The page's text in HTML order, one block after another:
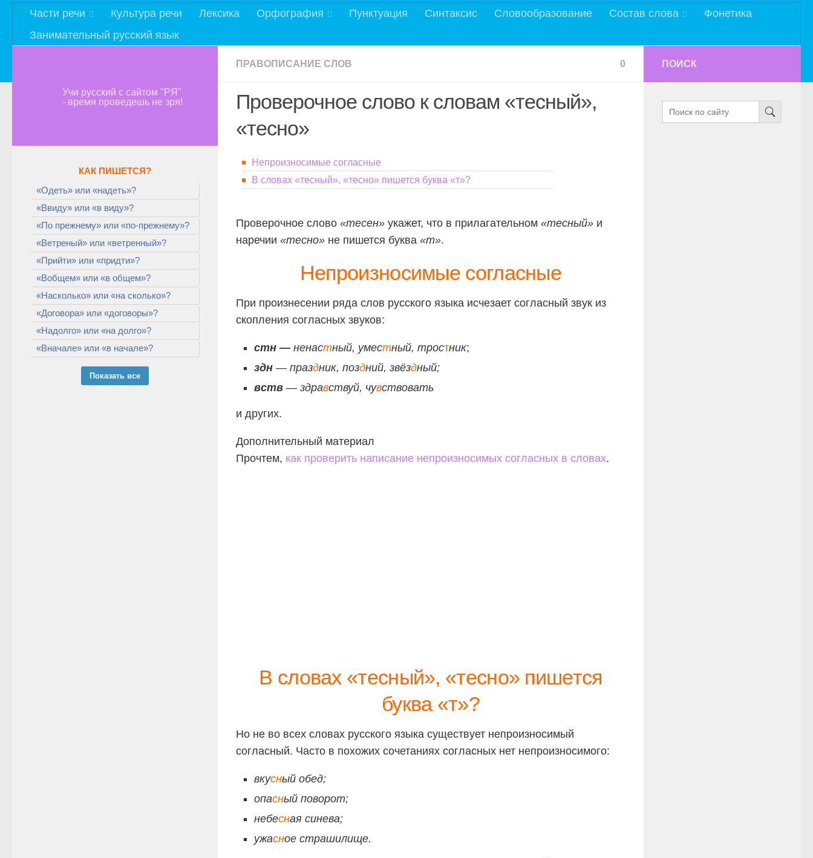
Части речи Культура речи Лексика Орфография Пунктуация Синтаксис Словообразование Состав слова
Фонетика
Занимательный русский язык
ПРАВОПИСАНИЕ СЛОВ 0
Проверочное слово к словам «тесный»,
«тесно»
Непроизносимые согласные
В словах «тесный», «тесно» пишется буква «т»?
Проверочное слово «тесен» укажет, что в прилагательном «тесный» и
наречии «тесно» не пишется буква «т».
Непроизносимые согласные
При произнесении ряда слов русского языка исчезает согласный звук из
скопления согласных звуков:
стн — ненастный, уместный, тростник;
здн — праздник, поздний, звёздный;
вств — здравствуй, чувствовать
и других.
Дополнительный материал
Прочтем, как проверить написание непроизносимых согласных в словах.
В словах «тесный», «тесно» пишется
буква «т»?
Но не во всех словах русского языка существует непроизносимый
согласный. Часто в похожих сочетаниях согласных нет непроизносимого:
вкусный обед;
опасный поворот;
небесная синева;
ужасное страшилище.
Учи русский с сайтом "РЯ"
- время проведешь не зря!
КАК ПИШЕТСЯ?
«Одеть» или «надеть»?
«Ввиду» или «в виду»?
«По прежнему» или «по-прежнему»?
«Ветреный» или «ветренный»?
«Прийти» или «придти»?
«Вобщем» или «в общем»?
«Насколько» или «на сколько»?
«Договора» или «договоры»?
«Надолго» или «на долго»?
«Вначале» или «в начале»?
Показать все
ПОИСК